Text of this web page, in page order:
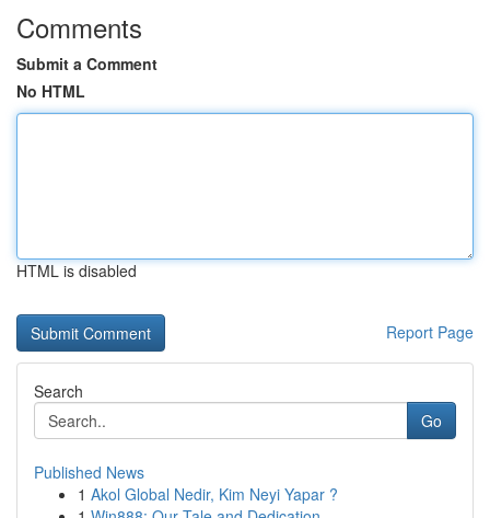
Comments
Submit a Comment
No HTML
HTML is disabled
Report Page
Search
Go
Published News
1 Akol Global Nedir, Kim Neyi Yapar ?